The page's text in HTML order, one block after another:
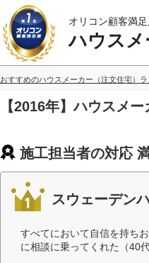
オリコン顧客満
ハウスメ
おすすめのハウスメーカー（注文住宅）
【2016年】ハウスメ
施工担当者の対応
スウェーデン
すべてにおいて自信を持ち
に相談に乗ってくれた（40代